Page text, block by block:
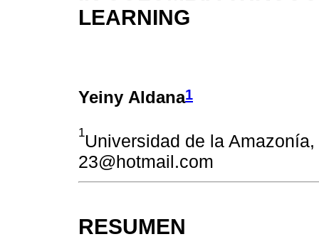
LEARNING
Yeiny Aldana1
1Universidad de la
23@hotmail.com
RESUMEN